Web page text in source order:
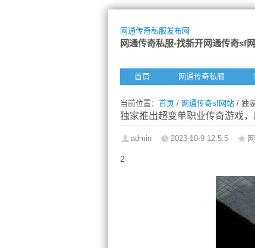
网通传奇私服发布网
网通传奇私服-找新开网通传奇sf
首页 网通传奇私服
当前位置： 首页 / 网通传奇sf网站 / 独
独家推出超变单职业传奇游戏，
admin 2023-10-9 12:5:5
2